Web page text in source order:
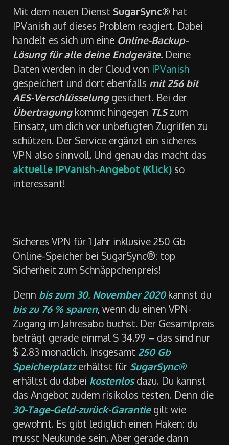
Mit dem neuen Dienst SugarSync® hat
IPVanish auf dieses Problem reagiert. Dabei
handelt es sich um eine Online-Backup-
Lösung für alle deine Endgeräte. Deine
Daten werden in der Cloud von IPVanish
gespeichert und dort ebenfalls mit 256 bit
AES-Verschlüsselunggesichert. Bei der
Übertragungkommt hingegen TLSzum
Einsatz, um dich vor unbefugten Zugriffen zu
schützen. Der Service ergänzt ein sicheres
VPN also sinnvoll. Und genau das macht das
aktuelle IPVanish-Angebot (Klick) so
interessant!
Sicheres VPN für 1 Jahr inklusive 250 Gb
Online-Speicher bei SugarSync®: top
Sicherheit zum Schnäppchenpreis!
Denn bis zum 30. November 2020kannst du
bis zu 76 % sparen, wenn du einen VPN-
Zugang im Jahresabo buchst. Der Gesamtpreis
beträgt gerade einmal $ 34.99 – das sind nur
$ 2.83 monatlich. Insgesamt 250 Gb
Speicherplatzerhältst für SugarSync®
erhältst du dabei kostenlosdazu. Du kannst
das Angebot zudem risikolos testen. Denn die
30-Tage-Geld-zurück-Garantiegilt wie
gewohnt. Es gibt lediglich einen Haken: du
musst Neukunde sein. Aber gerade dann